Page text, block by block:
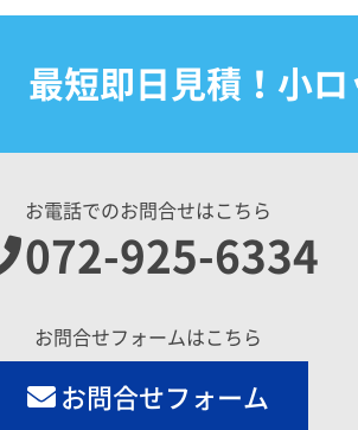
最短即日見積！小ロ
お電話でのお問合せはこちら
072-925-6334
お問合せフォームはこちら
お問合せフォーム